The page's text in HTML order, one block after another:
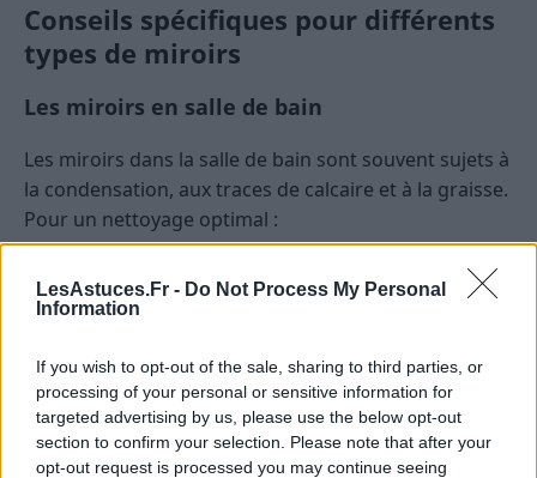
LesAstuces.Fr - Do Not Process My Personal
Information
If you wish to opt-out of the sale, sharing to third parties, or
processing of your personal or sensitive information for
targeted advertising by us, please use the below opt-out
section to confirm your selection. Please note that after your
opt-out request is processed you may continue seeing
Conseils spécifiques pour différents
types de miroirs
Les miroirs en salle de bain
Les miroirs dans la salle de bain sont souvent sujets à
la condensation, aux traces de calcaire et à la graisse.
Pour un nettoyage optimal :
Utilisez un mélange eau + vinaigre blanc pour
détartrer et faire partir la buée.
buée ou un spray à base de silicone pour limiter
la formation de buée à l’avenir.
Les miroirs décoratifs ou de grande taille